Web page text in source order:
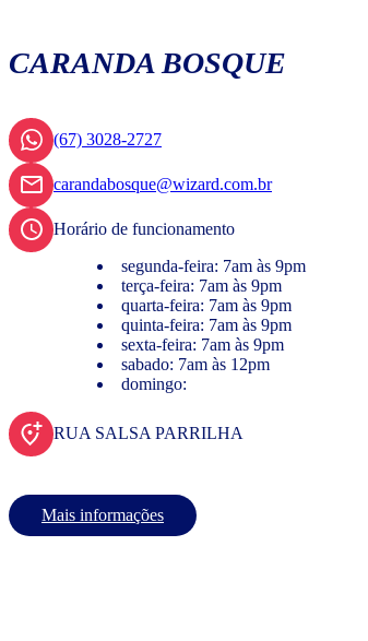
CARANDA BOSQUE
(67) 3028-2727
carandabosque@wizard.com.br
Horário de funcionamento
segunda-feira: 7am às 9pm
terça-feira: 7am às 9pm
quarta-feira: 7am às 9pm
quinta-feira: 7am às 9pm
sexta-feira: 7am às 9pm
sabado: 7am às 12pm
domingo:
RUA SALSA PARRILHA
Mais informações